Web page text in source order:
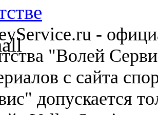
-
"Волей
с сайта
допускается